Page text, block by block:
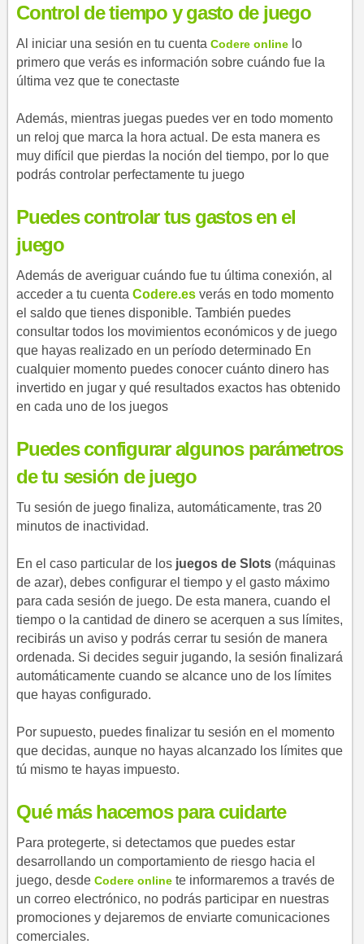
Control de tiempo y gasto de juego
Al iniciar una sesión en tu cuenta Codere online ​ lo
primero que verás es información sobre cuándo fue la
última vez que te conectaste
Además, mientras juegas puedes ver en todo momento
un reloj que marca la hora actual. De esta manera es
muy difícil que pierdas la noción del tiempo, por lo que
podrás controlar perfectamente tu juego
Puedes controlar tus gastos en el
juego
Además de averiguar cuándo fue tu última conexión, al
acceder a tu cuenta Codere.es verás en todo momento
el saldo que tienes disponible. También puedes
consultar todos los movimientos económicos y de juego
que hayas realizado en un período determinado En
cualquier momento puedes conocer cuánto dinero has
invertido en jugar y qué resultados exactos has obtenido
en cada uno de los juegos
Puedes configurar algunos parámetros
de tu sesión de juego
Tu sesión de juego finaliza, automáticamente, tras 20
minutos de inactividad.
En el caso particular de los juegos de Slots (máquinas
de azar), debes configurar el tiempo y el gasto máximo
para cada sesión de juego. De esta manera, cuando el
tiempo o la cantidad de dinero se acerquen a sus límites,
recibirás un aviso y podrás cerrar tu sesión de manera
ordenada. Si decides seguir jugando, la sesión finalizará
automáticamente cuando se alcance uno de los límites
que hayas configurado.
Por supuesto, puedes finalizar tu sesión en el momento
que decidas, aunque no hayas alcanzado los límites que
tú mismo te hayas impuesto.
Qué más hacemos para cuidarte
Para protegerte, si detectamos que puedes estar
desarrollando un comportamiento de riesgo hacia el
juego, desde Codere online te informaremos a través de
un correo electrónico, no podrás participar en nuestras
promociones y dejaremos de enviarte comunicaciones
comerciales.